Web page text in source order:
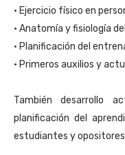
• Ejercicio físico en
• Anatomía y fisiología
• Planificación del
• Primeros auxilios y
También desarrollo
planificación del
estudiantes y